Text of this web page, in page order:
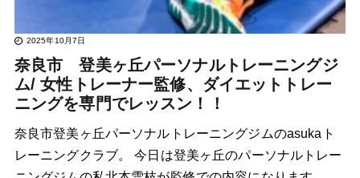
2025年10月7日
奈良市 登美ヶ丘パーソナルトレーニングジ
ム/ 女性トレーナー監修、ダイエットトレー
ニングを専門でレッスン！！
奈良市登美ヶ丘パーソナルトレーニングジムのasukaト
レーニングクラブ。 今日は登美ヶ丘のパーソナルトレー